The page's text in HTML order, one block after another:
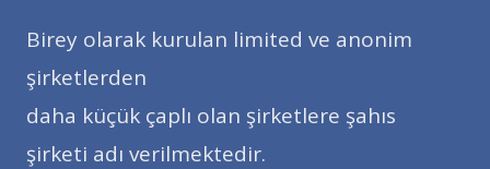
Birey olarak kurulan limited ve anonim
şirketlerden
daha küçük çaplı olan şirketlere şahıs
şirketi adı verilmektedir.